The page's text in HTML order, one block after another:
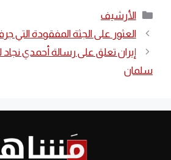
التصنيفات
الأرشيف
العثور على الجثة المفقودة التي
إيران تعلق على رسالة أحمدي
سلمان